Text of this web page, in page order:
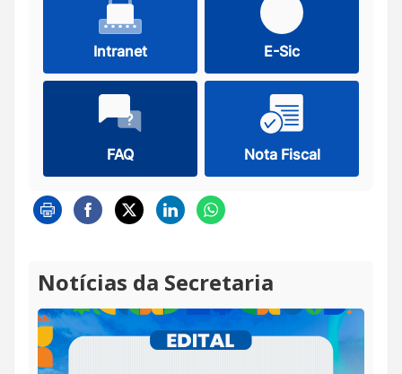
Intranet E-Sic
FAQ Nota Fiscal
Notícias da Secretaria